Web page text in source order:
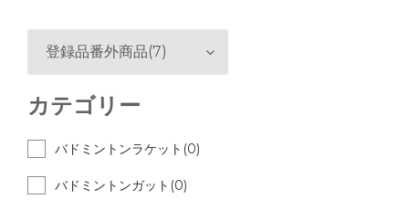
登録品番外商品(7)
カテゴリー
バドミントンラケット(0)
バドミントンガット(0)